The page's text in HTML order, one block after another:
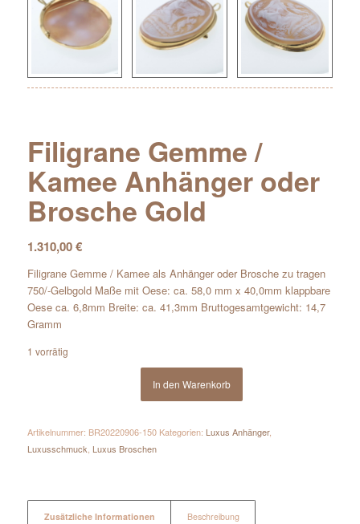
Filigrane Gemme /
Kamee Anhänger oder
Brosche Gold
1.310,00€
Filigrane Gemme / Kamee als Anhänger oder Brosche zu tragen
750/-Gelbgold Maße mit Oese: ca. 58,0 mm x 40,0mm klappbare
Oese ca. 6,8mm Breite: ca. 41,3mm Bruttogesamtgewicht: 14,7
Gramm
1 vorrätig
In den Warenkorb
Artikelnummer: BR20220906-150 Kategorien: Luxus Anhänger,
Luxusschmuck, Luxus Broschen
Zusätzliche Informationen Beschreibung